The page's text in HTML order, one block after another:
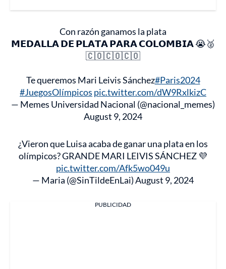
Con razón ganamos la plata
𝗠𝗘𝗗𝗔𝗟𝗟𝗔 𝗗𝗘 𝗣𝗟𝗔𝗧𝗔 𝗣𝗔𝗥𝗔 𝗖𝗢𝗟𝗢𝗠𝗕𝗜𝗔 😭🥈
🇨🇴🇨🇴🇨🇴
Te queremos Mari Leivis Sánchez#Paris2024
#JuegosOlímpicos pic.twitter.com/dW9RxlkizC
— Memes Universidad Nacional (@nacional_memes)
August 9, 2024
¿Vieron que Luisa acaba de ganar una plata en los
olímpicos? GRANDE MARI LEIVIS SÁNCHEZ 💜
pic.twitter.com/Afk5wo049u
— Maria (@SinTildeEnLai)August 9, 2024
PUBLICIDAD